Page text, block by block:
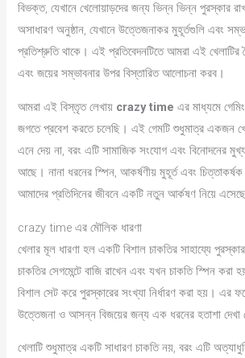
বিভক্ত, যেখানে খেলোয়াড়দের জন্য ভিন্ন ভিন্ন পুরস্কার
অসাধারণ অনুষ্ঠান, যেখানে উত্তেজনাকর মুহূর্তগুলি এবং
প্রতিশ্রুতি থাকে। এই প্রতিবেদনটিতে আমরা এই খেলাটির
এবং জয়ের সম্ভাবনার উপর বিস্তারিত আলোচনা করব।
আমরা এই বিস্তৃত লেখায় crazy time এর মাধ্যমে
জগতে প্রবেশ করতে চলেছি। এই গেমটি শুধুমাত্র একজন
এনে দেয় না, বরং এটি সামাজিক সংযোগ এবং বিনোদনের মুখ্য
আছে। নানা ধরনের স্পিন, আকর্ষণীয় মুহূর্ত এবং
আমাদের প্রতিদিনের জীবনে একটি নতুন আর্কষণ নিয়ে
crazy time এর মৌলিক ধারণা
খেলার মূল ধারণা হল একটি বিশাল চাকতির সাহায্যে
চাকতির সেগমেন্টে বাজি রাখেন এবং যখন চাকতি স্পিন করা
বিশাল সেট করে পুরস্কারের সংখ্যা নির্ধারণ করা হয়। এর
উত্তেজনা ও আসন্ন বিজয়ের জন্য এক ধরনের হতাশা দেখা
খেলাটি শুধুমাত্র একটি সাধারণ চাকতি নয়, বরং এটি